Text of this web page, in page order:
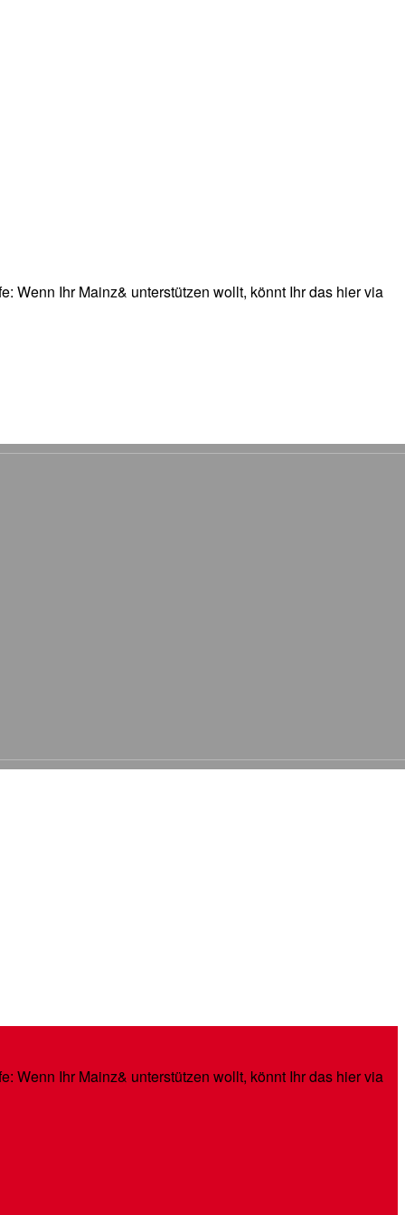
Wenn Ihr Mainz& unterstützen wollt, könnt Ihr das hier via
Wenn Ihr Mainz& unterstützen wollt, könnt Ihr das hier via